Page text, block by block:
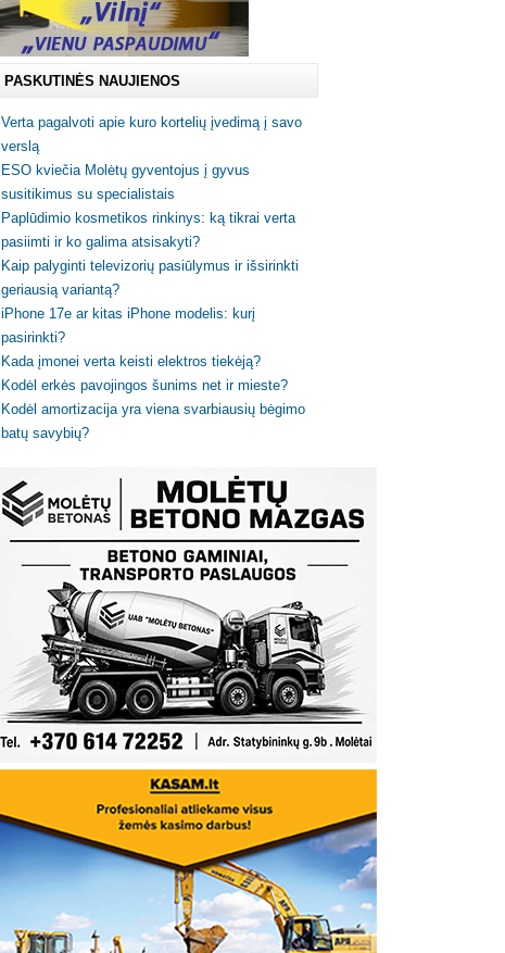
PASKUTINĖS NAUJIENOS
Verta pagalvoti apie kuro kortelių įvedimą į savo
verslą
ESO kviečia Molėtų gyventojus į gyvus
susitikimus su specialistais
Paplūdimio kosmetikos rinkinys: ką tikrai verta
pasiimti ir ko galima atsisakyti?
Kaip palyginti televizorių pasiūlymus ir išsirinkti
geriausią variantą?
iPhone 17e ar kitas iPhone modelis: kurį
pasirinkti?
Kada įmonei verta keisti elektros tiekėją?
Kodėl erkės pavojingos šunims net ir mieste?
Kodėl amortizacija yra viena svarbiausių bėgimo
batų savybių?